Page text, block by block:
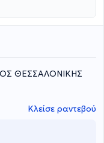
ΘΕΣΣΑΛΟΝΙΚΗΣ
Κλείσε ραντεβού